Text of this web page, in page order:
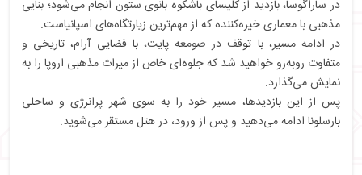
در ساراگوسا، بازدید از کلیسای باشکوه بانوی ستون انجام می‌شود؛ بنایی
مذهبی با معماری خیره‌کننده که از مهم‌ترین زیارتگاه‌های اسپانیاست.
در ادامه مسیر، با توقف در صومعه پایت، با فضایی آرام، تاریخی و
متفاوت روبه‌رو خواهید شد که جلوه‌ای خاص از میراث مذهبی اروپا را به
نمایش می‌گذارد.
پس از این بازدیدها، مسیر خود را به سوی شهر پرانرژی و ساحلی
بارسلونا ادامه می‌دهید و پس از ورود، در هتل مستقر می‌شوید.